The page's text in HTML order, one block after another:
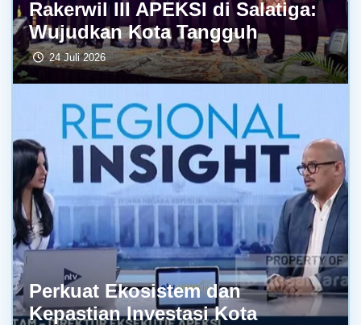
Rakerwil III APEKSI di Salatiga:
Wujudkan Kota Tangguh
24 Juli 2026
Perkuat Ekosistem dan
Kepastian Investasi Kota